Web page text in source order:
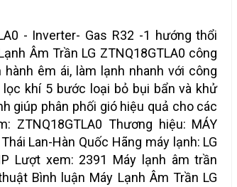
- Inverter- Gas R32 -1 hướng thổi
Âm Trần LG ZTNQ18GTLA0 công
êm ái, làm lạnh nhanh với công
khí 5 bước loại bỏ bụi bẩn và khử
giúp phân phối gió hiệu quả cho các
ZTNQ18GTLA0 Thương hiệu: MÁY
Lan-Hàn Quốc Hãng máy lạnh: LG
Lượt xem: 2391 Máy lạnh âm trần
Bình luận Máy Lạnh Âm Trần LG